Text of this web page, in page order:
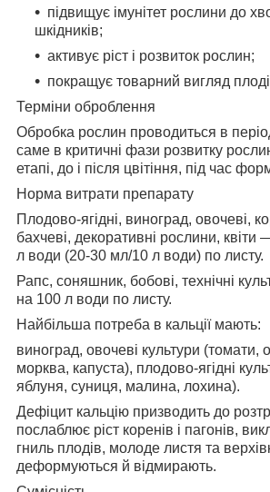
підвищує імунітет рослини до
шкідників;
активує ріст і розвиток рослин;
покращує товарний вигляд
Терміни оброблення
Обробка рослин проводиться в
саме в критичні фази розвитку
етапі, до і після цвітіння, під час
Норма витрати препарату
Плодово-ягідні, виноград, овочеві,
бахчеві, декоративні рослини,
л води (20-30 мл/10 л води) по листу.
Рапс, соняшник, бобові, технічні
на 100 л води по листу.
Найбільша потреба в кальції мають:
виноград, овочеві культури (томати,
морква, капуста), плодово-ягідні
яблуня, суниця, малина, лохина).
Дефіцит кальцію призводить до
послаблює ріст коренів і пагонів,
гниль плодів, молоде листя та
деформуються й відмирають.